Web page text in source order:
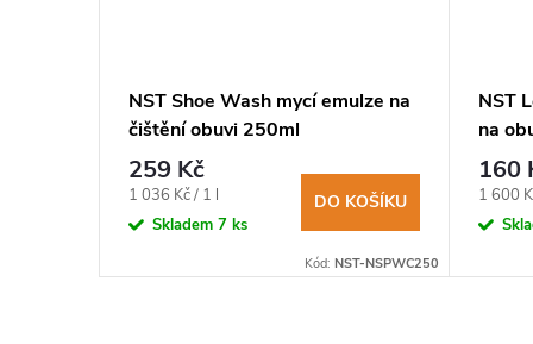
NST Shoe Wash mycí emulze na
čištění obuvi 250ml
259 Kč
Měrná
cena:
1 036 Kč / 1 l
Skladem 7 ks
DO KOŠÍKU
Kód: NST-NSPWC250
NST
na
160
Měrná
cena:
1 600